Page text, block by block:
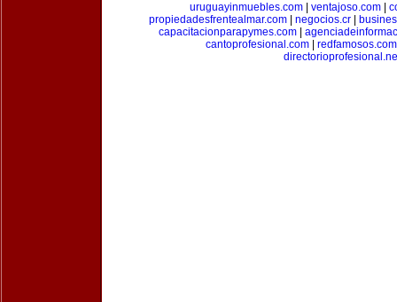
uruguayinmuebles.com
ventajoso.com
propiedadesfrentealmar.com
negocios.cr
capacitacionparapymes.com|
cantoprofesional.com
redfamosos.com